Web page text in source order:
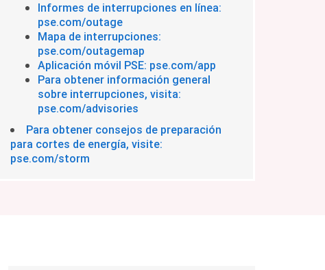
Informes de interrupciones en línea:
pse.com/outage
Mapa de interrupciones:
pse.com/outagemap
Aplicación móvil PSE: pse.com/app
Para obtener información general
sobre interrupciones, visita:
pse.com/advisories
Para obtener consejos de preparación
para cortes de energía, visite:
pse.com/storm